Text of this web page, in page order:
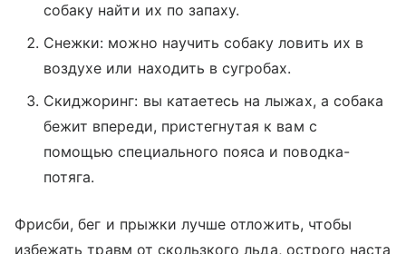
собаку найти их по запаху.
Снежки: можно научить собаку ловить их в
воздухе или находить в сугробах.
Скиджоринг: вы катаетесь на лыжах, а собака
бежит впереди, пристегнутая к вам с
помощью специального пояса и поводка-
потяга.
Фрисби, бег и прыжки лучше отложить, чтобы
избежать травм от скользкого льда, острого наста